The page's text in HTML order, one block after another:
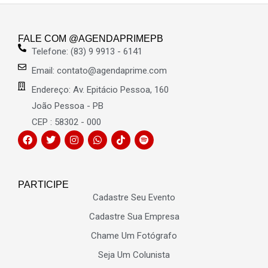
FALE COM @AGENDAPRIMEPB
Telefone: (83) 9 9913 - 6141
Email: contato@agendaprime.com
Endereço: Av. Epitácio Pessoa, 160
João Pessoa - PB
CEP : 58302 - 000
PARTICIPE
Cadastre Seu Evento
Cadastre Sua Empresa
Chame Um Fotógrafo
Seja Um Colunista